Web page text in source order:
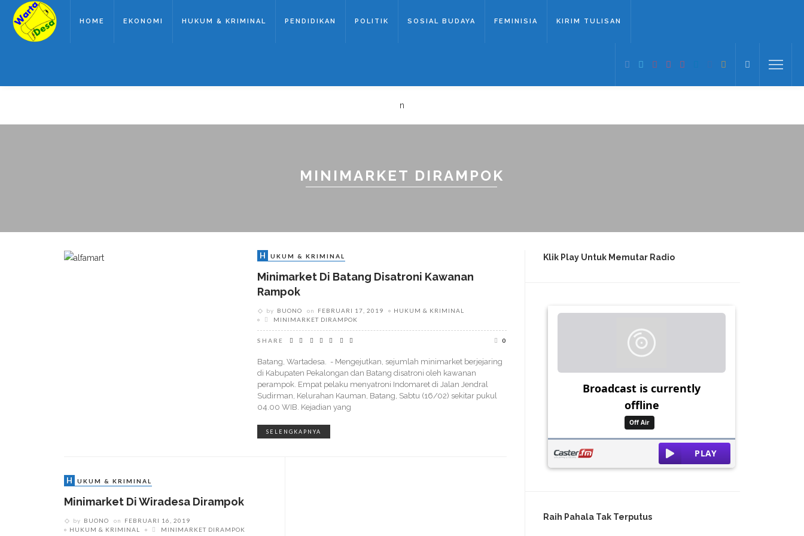
HOME EKONOMI HUKUM & KRIMINAL PENDIDIKAN POLITIK SOSIAL BUDAYA FEMINISIA KIRIM TULISAN
n
MINIMARKET DIRAMPOK
H UKUM & KRIMINAL
Minimarket Di Batang Disatroni Kawanan
Rampok
by BUONO on FEBRUARI 17, 2019
HUKUM & KRIMINAL
MINIMARKET DIRAMPOK
SHARE 0
Batang, Wartadesa. - Mengejutkan, sejumlah minimarket berjejaring
di Kabupaten Pekalongan dan Batang disatroni oleh kawanan
perampok. Empat pelaku menyatroni Indomaret di Jalan Jendral
Sudirman, Kelurahan Kauman, Batang, Sabtu (16/02) sekitar pukul
04.00 WIB. Kejadian yang
SELENGKAPNYA
H UKUM & KRIMINAL
Minimarket Di Wiradesa Dirampok
by BUONO on
FEBRUARI 16, 2019
HUKUM & KRIMINAL
MINIMARKET DIRAMPOK
Klik Play Untuk Memutar Radio
Raih Pahala Tak Terputus